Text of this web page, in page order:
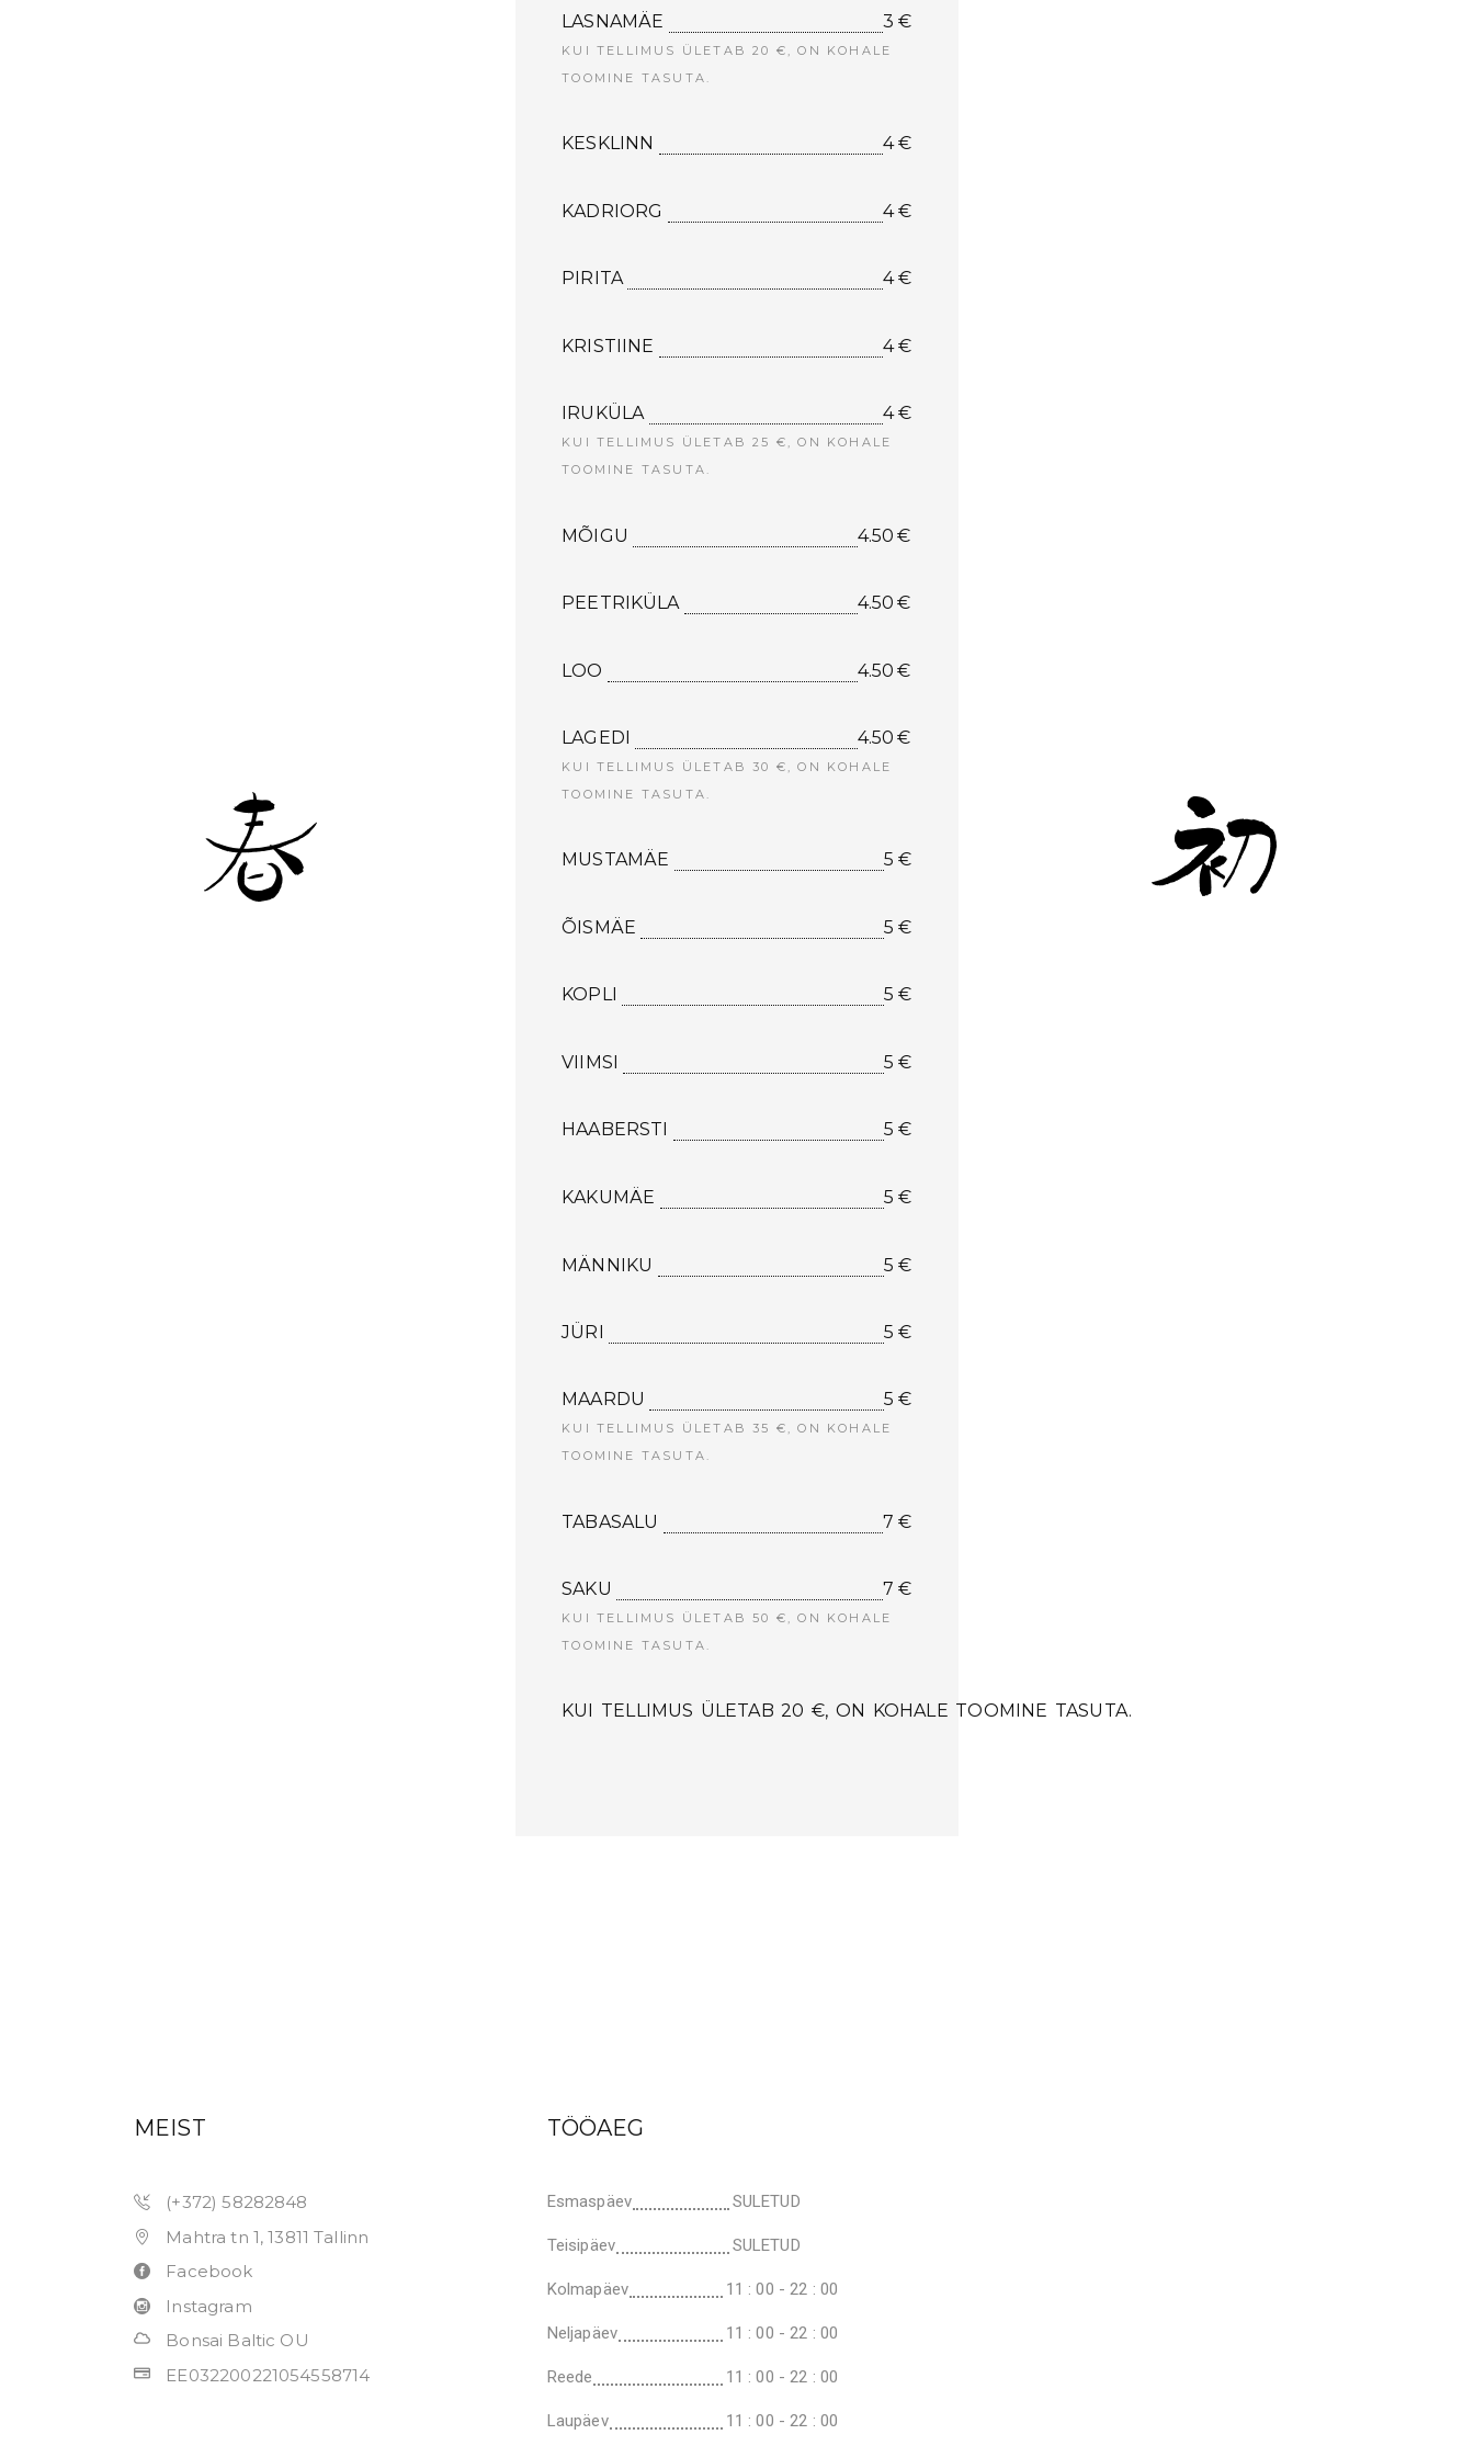
LASNAMÄE 3 €
KUI TELLIMUS ÜLETAB 20 €, ON KOHALE
TOOMINE TASUTA.
KESKLINN 4 €
KADRIORG 4 €
PIRITA 4 €
KRISTIINE 4 €
IRUKÜLA 4 €
KUI TELLIMUS ÜLETAB 25 €, ON KOHALE
TOOMINE TASUTA.
MÕIGU 4.50 €
PEETRIKÜLA 4.50 €
LOO 4.50 €
LAGEDI 4.50 €
KUI TELLIMUS ÜLETAB 30 €, ON KOHALE
TOOMINE TASUTA.
MUSTAMÄE 5 €
ÕISMÄE 5 €
KOPLI 5 €
VIIMSI 5 €
HAABERSTI 5 €
KAKUMÄE 5 €
MÄNNIKU 5 €
JÜRI 5 €
MAARDU 5 €
KUI TELLIMUS ÜLETAB 35 €, ON KOHALE
TOOMINE TASUTA.
TABASALU 7 €
SAKU 7 €
KUI TELLIMUS ÜLETAB 50 €, ON KOHALE
TOOMINE TASUTA.
KUI TELLIMUS ÜLETAB 20 €, ON KOHALE TOOMINE TASUTA.
MEIST
(+372) 58282848
Mahtra tn 1, 13811 Tallinn
Facebook
Instagram
Bonsai Baltic OU
EE032200221054558714
TÖÖAEG
Esmaspäev SULETUD
Teisipäev SULETUD
Kolmapäev 11 : 00 - 22 : 00
Neljapäev 11 : 00 - 22 : 00
Reede 11 : 00 - 22 : 00
Laupäev 11 : 00 - 22 : 00